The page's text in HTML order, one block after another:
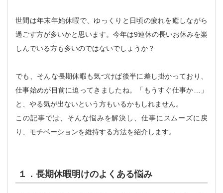
世間は年末年始休暇で、ゆっくりと日頃の疲れを癒しながら
過ごす方が多いかと思います。今年は9連休の長いお休みを楽
しんでいる方も多いのではないでしょうか？
でも、そんな長期休暇も気づけば後半に差し掛かっており、
仕事始めが目前に迫ってきましたね。「もうすぐ仕事か…」
と、やる気が出ないという方もいるかもしれません。
この記事では、そんな悩みを解決し、仕事にスムーズに戻
り、モチベーションを維持する方法を紹介します。
１．長期休暇明けのよくある悩み